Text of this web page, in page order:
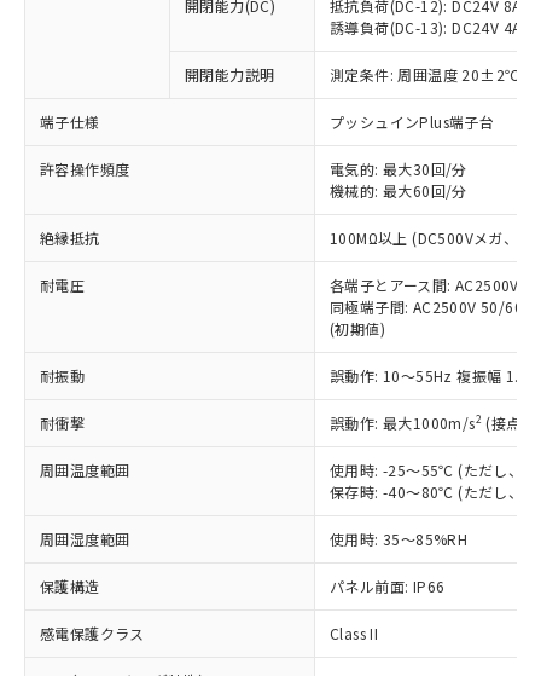
開閉能力(DC)
抵抗負荷(DC-12): DC24V 8A/
誘導負荷(DC-13): DC24V 4A/
開閉能力説明 測定条件: 周囲温度 20±2℃、
端子仕様 プッシュインPlus端子台
許容操作頻度
電気的: 最大30回/分
機械的: 最大60回/分
絶縁抵抗 100MΩ以上 (DC500Vメガ、点
耐電圧
各端子とアース間: AC2500V
同極端子間: AC2500V 50/
(初期値)
耐振動 誤動作: 10～55Hz 複振幅
耐衝撃 誤動作: 最大1000m/s2 (接点
周囲温度範囲
使用時: -25～55℃ (ただし、氷
保存時: -40～80℃ (ただし、氷
周囲湿度範囲 使用時: 35～85%RH
保護構造 パネル前面: IP66
感電保護クラス Class II
ことをご了承ください。
在庫状況および標準価格照会結果は、
記載している更新日時点での社内デー
タに基づき作成されるものであり、閲
覧された時点での実際の在庫および標
準価格とは異なる場合があることをご
正式な納期状況および標準価格はお客
様のお取引先、またはお客様担当のオ
ムロン制御機器販売店・当社販売員に
オムロン制御機器販売店や当社販売拠
販売ネットワーク
」をご確認
在庫状況および標準価格結果を当社の
事前の承諾なく第三者に漏洩または開
示しないようお願いします。
マイパーツ機能（部品リスト作成サー
ビス）をご利用いただくには、I-Web
メンバーズにご登録されている必要が
お客様が当ウェブサイト上で当社にご
登録された部品リストについて、当社
および当社の共同利用者が、当社の製
品・サービスに関するお客様との取
引・商談に必要な範囲で利用すること
むを得ず変更することがあります。
*EU RoHS指令（10物質）：
鉛(Pb) 1000ppm以下、 水銀(Hg) 1000ppm以下、 カド
ミウム(Cd) 100ppm以下、
六価クロム(Cr(Ⅵ)) 1000ppm以下、ポリ臭化ビフェニル
類(PBB) 1000ppm以下、ポリ臭化ジフェニルエーテル類
(PBDE) 1000ppm以下、フタル酸ビス(2-エチルヘキシ
ル) (DEHP)(別名：DOP) 1000ppm以下、フタル酸ブチ
(DIBP) 1000ppm以下
但し、RoHS指令で産業用監視および制御機器に対する
フタル酸エステル類の４物質については閾値を超える意
図的な使用がないことを確認しています。
部品在庫の切り替え状況などにより、予定
月が前後することがあります。
※3 非含有証明書ダウンロード
下記の非含有証明書をダウンロードするこ
とができます。
「－」：未確認です。当社販売部門へお問
*中国RoHS10物質の基準値 (GB/T26572)：
Pb(鉛) :1000ppm、 Hg(水銀) : 1000ppm、 Cd(カドミウ
ニル類) : 1000ppm、 PBDEs(ポリ臭化ジフェニルエーテ
DBP(フタル酸ジブチル) : 1000ppm、 DIBP(フタル酸ジ
イソブチル) : 1000ppm、 BBP(フタル酸ブチルベンジ
ル) : 1000ppm、
DEHP(フタル酸ビス(2-エチルヘキシル)) : 1000ppm
「ｅ」：有害物質（10物質）のすべてが基
準値以下であることを示します。
「10」：通常の使用状況下において有害物
質が外部に漏えいし、環境に深刻な影響を
及ぼさない年数を意味します。
「－」：未確認です。当社販売部門へお問
い合わせください。
当社は、これら貴社製品のうち、外国
為替および外国貿易法に定める商品
（以下｢規制貨物等」という）を輸出
または国外への提供する場合は、日本
国政府の輸出許可(または役務取引許
可)を取得するなどの必要な手続きを
当社は規制貨物を破棄する場合は、完
全に破砕するなど、違法に輸出されな
いよう必要な手段を講じます。
当社は貴社製品を、核兵器、ミサイ
ル、化学兵器、生物兵器またはその他
武器並びにこれらの製造装置等に一切
当社は、貴社製品を第三者に販売する
場合は、上記1、2および3の内容を当
該第三者に通知します。また当社は、
販売先および販売に係わる関係者が違
法に輸出するおそれがある場合は、取
り引きをいたしません。
○ 一定数以上の在庫あり
一定数には満たないが在庫あり
在庫なし(最新の在庫状況につ
いては、お客様のお取引先、ま
たはお客様担当のオムロン制御
機器販売店・当社販売員にご確
白
受注生産機種、また在庫状況の
情報を公開していない機種